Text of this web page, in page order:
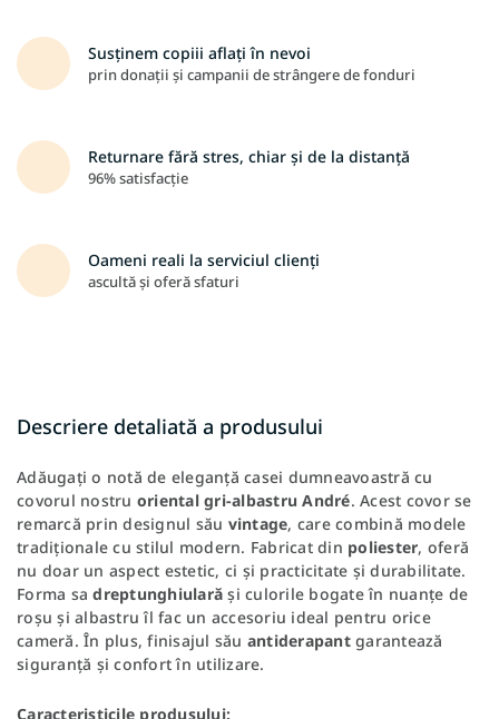
Susținem copiii aflați în nevoi
prin donații și campanii de strângere de fonduri
Returnare fără stres, chiar și de la distanță
96% satisfacție
Oameni reali la serviciul clienți
ascultă și oferă sfaturi
Descriere detaliată a produsului
Adăugați o notă de eleganță casei dumneavoastră cu
covorul nostru oriental gri-albastru André. Acest covor se
remarcă prin designul său vintage, care combină modele
tradiționale cu stilul modern. Fabricat din poliester, oferă
nu doar un aspect estetic, ci și practicitate și durabilitate.
Forma sadreptunghiulară și culorile bogate în nuanțe de
roșu și albastru îl fac un accesoriu ideal pentru orice
cameră. În plus, finisajul său antiderapantgarantează
siguranță și confort în utilizare.
Caracteristicile produsului: